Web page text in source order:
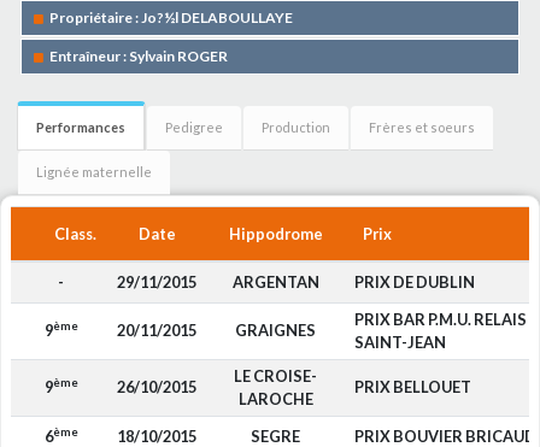
Propriétaire : Jo?½l DELABOULLAYE
Entraîneur : Sylvain ROGER
Performances Pedigree Production Frères et soeurs
Lignée maternelle
Class. Date Hippodrome Prix
- 29/11/2015 ARGENTAN PRIX DE DUBLIN
9ème 20/11/2015 GRAIGNES
PRIX BAR P.M.U. RELAIS
SAINT-JEAN
9ème 26/10/2015
LE CROISE-
LAROCHE
PRIX BELLOUET
6ème 18/10/2015 SEGRE PRIX BOUVIER BRICAUD